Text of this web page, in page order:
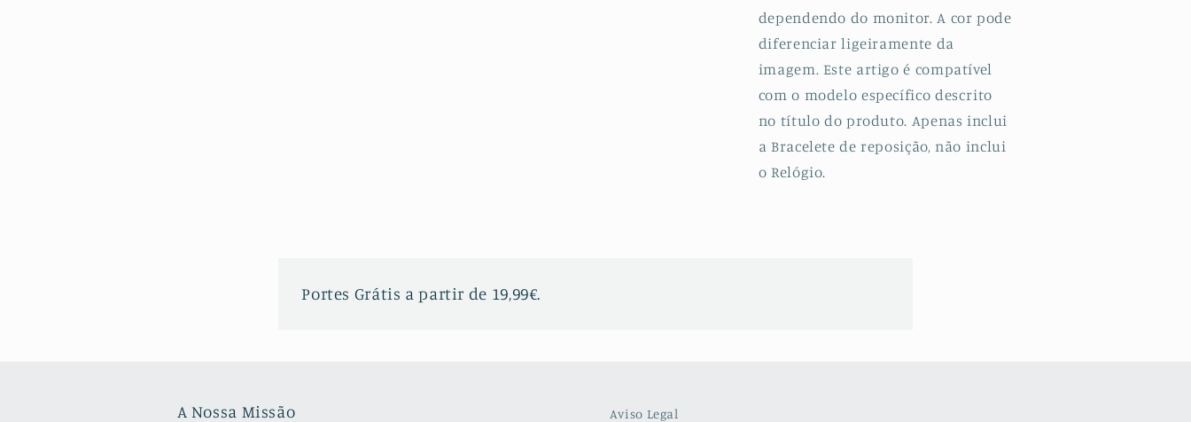
dependendo do monitor. A cor pode
diferenciar ligeiramente da
imagem. Este artigo é compatível
com o modelo específico descrito
no título do produto. Apenas inclui
a Bracelete de reposição, não inclui
o Relógio.
Portes Grátis a partir de 19,99€.
A Nossa Missão Aviso Legal